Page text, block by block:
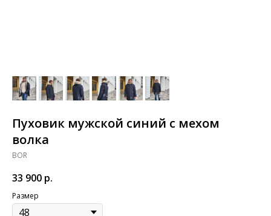
Пуховик мужской синий с мехом
волка
BOR
33 900 р.
Размер